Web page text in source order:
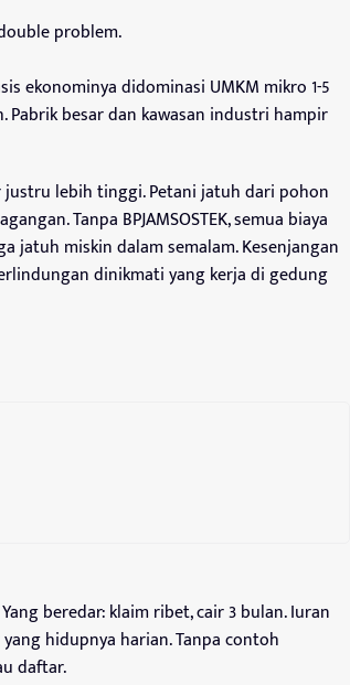
problem.
ekonominya didominasi UMKM mikro 1-5
Pabrik besar dan kawasan industri hampir
justru lebih tinggi. Petani jatuh dari pohon
Tanpa BPJAMSOSTEK, semua biaya
jatuh miskin dalam semalam. Kesenjangan
dinikmati yang kerja di gedung
beredar: klaim ribet, cair 3 bulan. Iuran
hidupnya harian. Tanpa contoh
daftar.